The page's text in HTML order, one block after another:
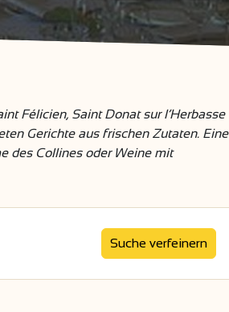
Félicien, Saint Donat sur l’Herbasse
Gerichte aus frischen Zutaten. Eine
des Collines oder Weine mit